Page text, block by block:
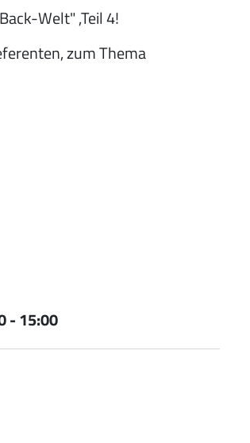
Welt" ,Teil 4!
zum Thema
-15:00